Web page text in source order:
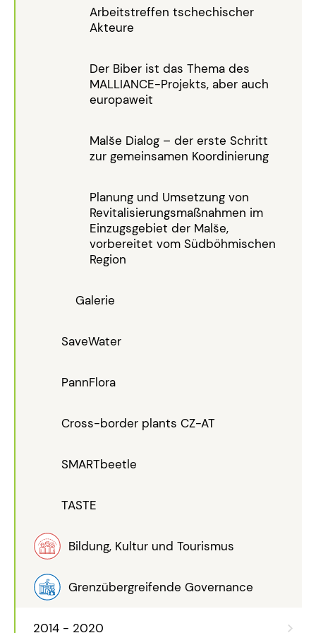
Arbeitstreffen tschechischer
Akteure
Der Biber ist das Thema des
MALLIANCE-Projekts, aber auch
europaweit
Malše Dialog – der erste Schritt
zur gemeinsamen Koordinierung
Planung und Umsetzung von
Revitalisierungsmaßnahmen im
Einzugsgebiet der Malše,
vorbereitet vom Südböhmischen
Region
Galerie
SaveWater
PannFlora
Cross-border plants CZ-AT
SMARTbeetle
TASTE
Bildung, Kultur und Tourismus
Grenzübergreifende Governance
2014 - 2020